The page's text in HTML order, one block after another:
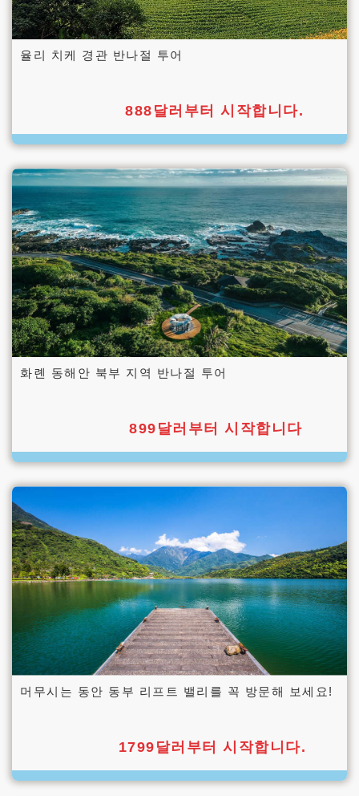
율리 치케 경관 반나절 투어
888달러부터 시작합니다.
화롄 동해안 북부 지역 반나절 투어
899달러부터 시작합니다
머무시는 동안 동부 리프트 밸리를 꼭 방문해 보세요!
1799달러부터 시작합니다.